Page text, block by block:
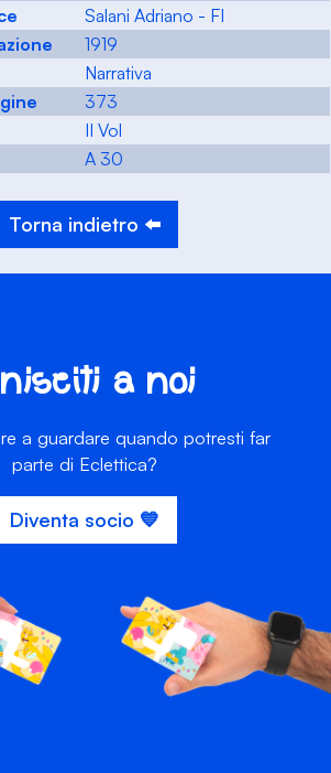
Salani Adriano - FI
1919
Narrativa
373
II Vol
A 30
Torna indietro ⬅️
a noi
a guardare quando potresti far
parte di Eclettica?
Diventa socio 💙